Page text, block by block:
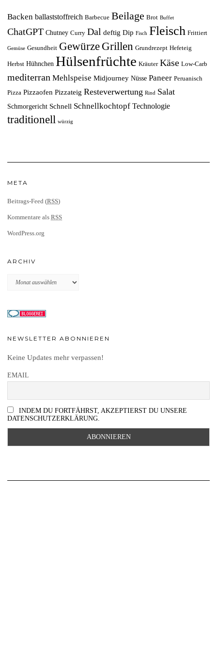
Backen ballaststoffreich Barbecue Beilage Brot Buffet
ChatGPT Chutney Curry Dal deftig Dip Fisch Fleisch Frittiert
Gemüse Gesundheit Gewürze Grillen Grundrezept Hefeteig
Herbst Hühnchen Hülsenfrüchte Kräuter Käse Low-Carb
mediterran Mehlspeise Midjourney Nüsse Paneer Peruanisch
Pizza Pizzaofen Pizzateig Resteverwertung Rind Salat
Schmorgericht Schnell Schnellkochtopf Technologie
traditionell würzig
META
Beitrags-Feed (RSS)
Kommentare als RSS
WordPress.org
ARCHIV
Archiv
NEWSLETTER ABONNIEREN
Keine Updates mehr verpassen!
EMAIL
INDEM DU FORTFÄHRST, AKZEPTIERST DU UNSERE
DATENSCHUTZERKLÄRUNG.